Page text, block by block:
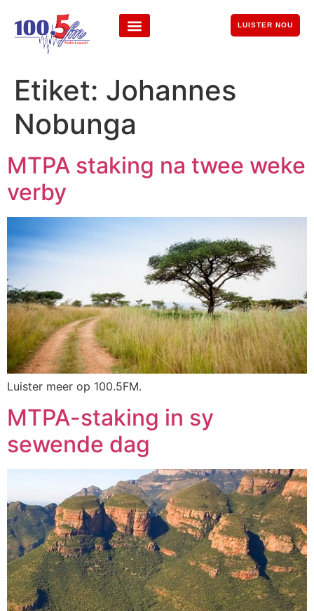
LUISTER NOU
Etiket: Johannes
Nobunga
MTPA staking na twee weke
verby
Luister meer op 100.5FM.
MTPA-staking in sy
sewende dag